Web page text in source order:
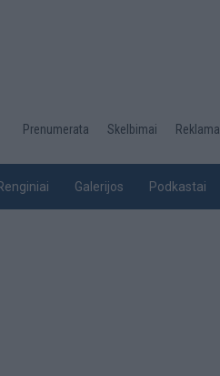
Desktop
top
Prenumerata Skelbimai Reklama
Galerijos Podkastai